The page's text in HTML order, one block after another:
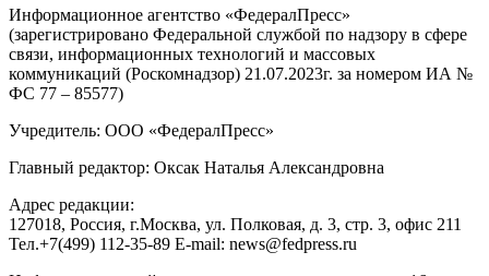
Информационное агентство «ФедералПресс»
(зарегистрировано Федеральной службой по надзору в сфере
связи, информационных технологий и массовых
коммуникаций (Роскомнадзор) 21.07.2023г. за номером ИА №
ФС 77 – 85577)
Учредитель: ООО «ФедералПресс»
Главный редактор: Оксак Наталья Александровна
Адрес редакции:
127018, Россия, г.Москва, ул. Полковая, д. 3, стр. 3, офис 211
Тел.+7(499) 112-35-89 E-mail: news@fedpress.ru